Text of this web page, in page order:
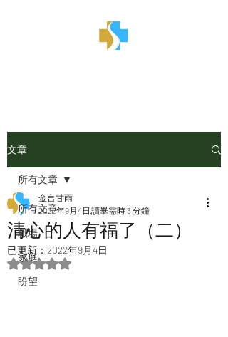
文章
所有文章
職場
家庭
盼望
所有文章
清心的人有福了（二）
金言甘雨
2022年9月4日 讀畢需時 3 分鐘
已更新： 2022年9月4日
評等為 NaN（最高為 5 顆星）。